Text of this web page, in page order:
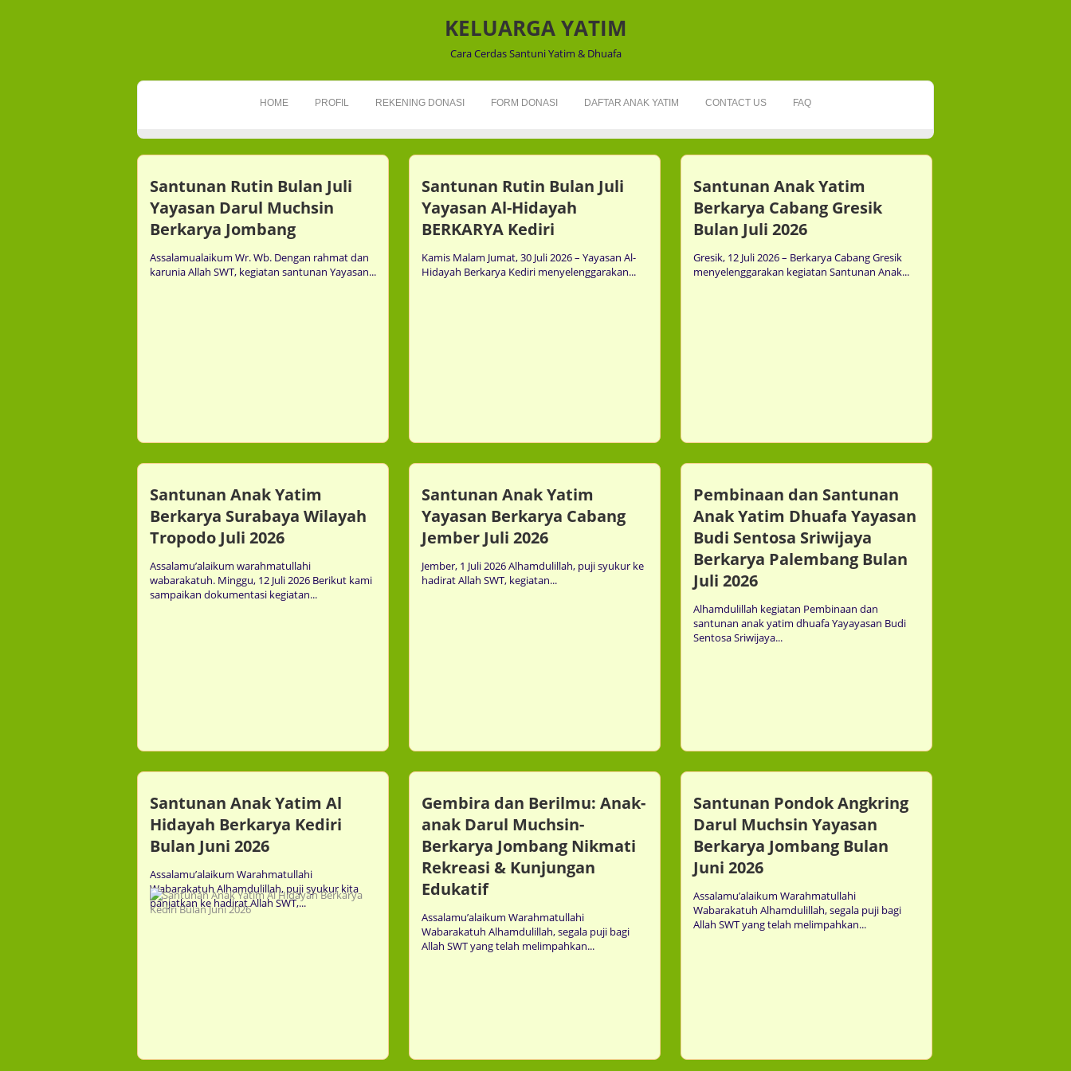
KELUARGA YATIM
Cara Cerdas Santuni Yatim & Dhuafa
HOME PROFIL REKENING DONASI FORM DONASI DAFTAR ANAK YATIM CONTACT US FAQ
Santunan Rutin Bulan Juli
Yayasan Darul Muchsin
Berkarya Jombang
Assalamualaikum Wr. Wb. Dengan rahmat dan
karunia Allah SWT, kegiatan santunan Yayasan...
Santunan Rutin Bulan Juli
Yayasan Al-Hidayah
BERKARYA Kediri
Kamis Malam Jumat, 30 Juli 2026 – Yayasan Al-
Hidayah Berkarya Kediri menyelenggarakan...
Comment
Santunan Anak Yatim
Berkarya Cabang Gresik
Bulan Juli 2026
Gresik, 12 Juli 2026 – Berkarya Cabang Gresik
menyelenggarakan kegiatan Santunan Anak...
Comment
Santunan Anak Yatim
Berkarya Surabaya Wilayah
Tropodo Juli 2026
Assalamu’alaikum warahmatullahi
wabarakatuh. Minggu, 12 Juli 2026 Berikut kami
sampaikan dokumentasi kegiatan...
Santunan Anak Yatim
Yayasan Berkarya Cabang
Jember Juli 2026
Jember, 1 Juli 2026 Alhamdulillah, puji syukur ke
hadirat Allah SWT, kegiatan...
0
Comment
Pembinaan dan Santunan
Anak Yatim Dhuafa Yayasan
Budi Sentosa Sriwijaya
Berkarya Palembang Bulan
Juli 2026
Alhamdulillah kegiatan Pembinaan dan
santunan anak yatim dhuafa Yayayasan Budi
Sentosa Sriwijaya...
Comment
Santunan Anak Yatim Al
Hidayah Berkarya Kediri
Bulan Juni 2026
Assalamu’alaikum Warahmatullahi
Wabarakatuh Alhamdulillah, puji syukur kita
panjatkan ke hadirat Allah SWT,...
Gembira dan Berilmu: Anak-
anak Darul Muchsin-
Berkarya Jombang Nikmati
Rekreasi & Kunjungan
Edukatif
Assalamu’alaikum Warahmatullahi
Wabarakatuh Alhamdulillah, segala puji bagi
Allah SWT yang telah melimpahkan...
0
Comment
Santunan Pondok Angkring
Darul Muchsin Yayasan
Berkarya Jombang Bulan
Juni 2026
Assalamu’alaikum Warahmatullahi
Wabarakatuh Alhamdulillah, segala puji bagi
Allah SWT yang telah melimpahkan...
Comment